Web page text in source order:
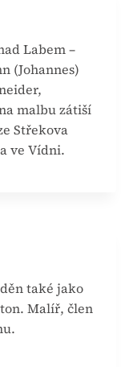
Labem –
(Johannes)
malbu zátiší
Střekova
ve Vídni.
také jako
Malíř, člen